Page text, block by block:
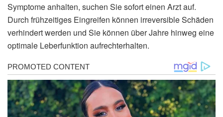
Symptome anhalten, suchen Sie sofort einen Arzt auf.
Durch frühzeitiges Eingreifen können irreversible Schäden
verhindert werden und Sie können über Jahre hinweg eine
optimale Leberfunktion aufrechterhalten.